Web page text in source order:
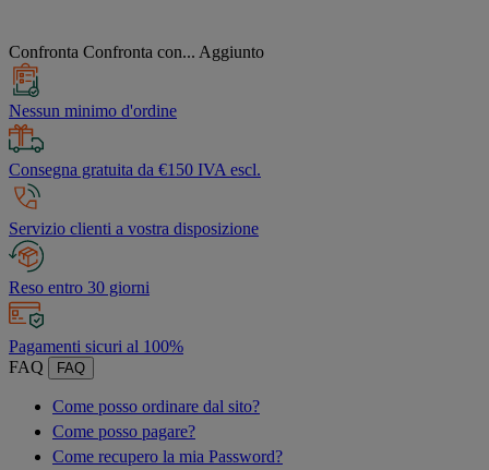
Confronta Confronta con... Aggiunto
Nessun minimo d'ordine
Consegna gratuita da €150 IVA escl.
Servizio clienti a vostra disposizione
Reso entro 30 giorni
Pagamenti sicuri al 100%
FAQ
FAQ
Come posso ordinare dal sito?
Come posso pagare?
Come recupero la mia Password?